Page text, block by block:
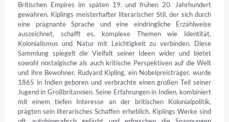
Britischen Empires im späten 19. und frühen 20. Jahrhundert
gewähren. Kiplings meisterhafter literarischer Stil, der sich durch
eine prägnante Sprache und eine eindringliche Erzählweise
auszeichnet, schafft es, komplexe Themen wie Identität,
Kolonialismus und Natur mit Leichtigkeit zu verbinden. Diese
Sammlung spiegelt die Vielfalt seiner Ideen wider und bietet
sowohl nostalgische als auch kritische Perspektiven auf die Welt
und ihre Bewohner. Rudyard Kipling, ein Nobelpreisträger, wurde
1865 in Indien geboren und verbrachte einen großen Teil seiner
Jugend in Großbritannien. Seine Erfahrungen in Indien, kombiniert
mit einem tiefen Interesse an der britischen Kolonialpolitik,
prägten sein literarisches Schaffen erheblich. Kiplings Werke sind